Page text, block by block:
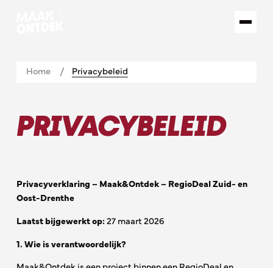
Home Privacybeleid
PRIVACYBELEID
Privacyverklaring – Maak&Ontdek – RegioDeal Zuid- en
Oost-Drenthe
Laatst bijgewerkt op:27 maart 2026
1. Wie is verantwoordelijk?